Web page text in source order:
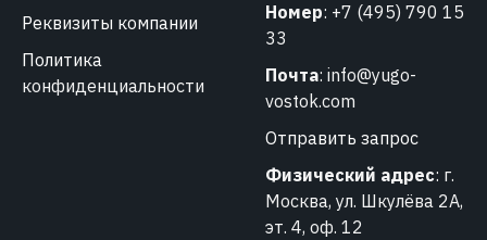
Реквизиты компании
Политика
конфиденциальности
Номер: +7 (495) 790 15
33
Почта: info@yugo-
vostok.com
Отправить запрос
Физический адрес: г.
Москва, ул. Шкулёва 2А,
эт. 4, оф. 12